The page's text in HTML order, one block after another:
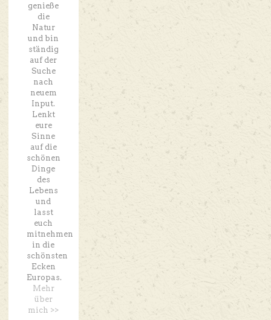
genieße
die
Natur
und bin
ständig
auf der
Suche
nach
neuem
Input.
Lenkt
eure
Sinne
auf die
schönen
Dinge
des
Lebens
und
lasst
euch
mitnehmen
in die
schönsten
Ecken
Europas.
Mehr
über
mich >>